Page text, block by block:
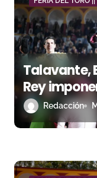
e
e
n
t
r
a
d
Talavante,
Rey
Olivenza
Redacción